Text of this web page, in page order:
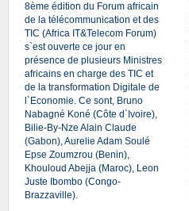
8ème édition du Forum africain
de la télécommunication et des
TIC (Africa IT&Telecom Forum)
s`est ouverte ce jour en
présence de plusieurs Ministres
africains en charge des TIC et
de la transformation Digitale de
l`Economie. Ce sont, Bruno
Nabagné Koné (Côte d`Ivoire),
Bilie-By-Nze Alain Claude
(Gabon), Aurelie Adam Soulé
Epse Zoumzrou (Benin),
Khouloud Abejja (Maroc), Leon
Juste Ibombo (Congo-
Brazzaville).